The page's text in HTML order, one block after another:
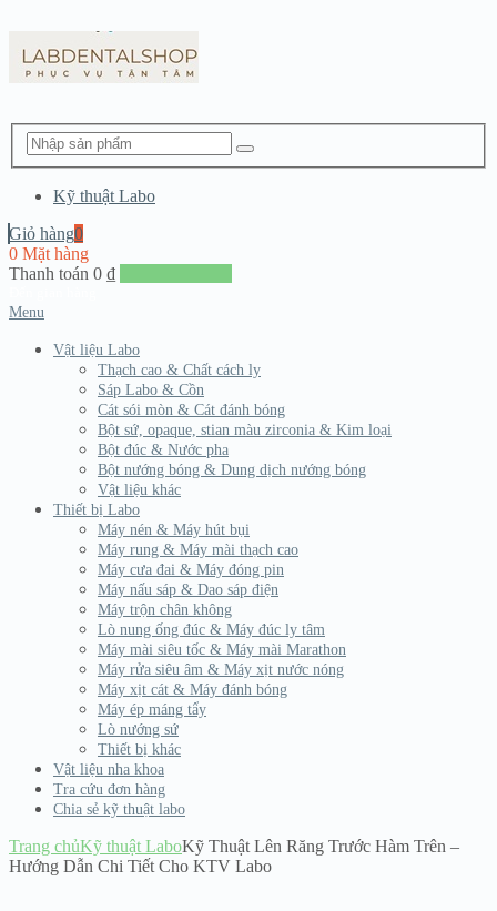
Kỹ thuật Labo
Giỏ hàng0
0 Mặt hàng
Thanh toán 0 ₫
Menu
Vật liệu Labo
Thạch cao & Chất cách ly
Sáp Labo & Cồn
Cát sói mòn & Cát đánh bóng
Bột sứ, opaque, stian màu zirconia & Kim loại
Bột đúc & Nước pha
Bột nướng bóng & Dung dịch nướng bóng
Vật liệu khác
Thiết bị Labo
Máy nén & Máy hút bụi
Máy rung & Máy mài thạch cao
Máy cưa đai & Máy đóng pin
Máy nấu sáp & Dao sáp điện
Máy trộn chân không
Lò nung ống đúc & Máy đúc ly tâm
Máy mài siêu tốc & Máy mài Marathon
Máy rửa siêu âm & Máy xịt nước nóng
Máy xịt cát & Máy đánh bóng
Máy ép máng tẩy
Lò nướng sứ
Thiết bị khác
Vật liệu nha khoa
Tra cứu đơn hàng
Chia sẻ kỹ thuật labo
Trang chủKỹ thuật LaboKỹ Thuật Lên Răng Trước Hàm Trên –
Hướng Dẫn Chi Tiết Cho KTV Labo